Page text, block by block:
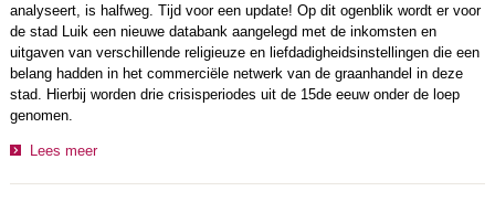
analyseert, is halfweg. Tijd voor een update! Op dit ogenblik wordt er voor
de stad Luik een nieuwe databank aangelegd met de inkomsten en
uitgaven van verschillende religieuze en liefdadigheidsinstellingen die een
belang hadden in het commerciële netwerk van de graanhandel in deze
stad. Hierbij worden drie crisisperiodes uit de 15de eeuw onder de loep
genomen.
Lees meer